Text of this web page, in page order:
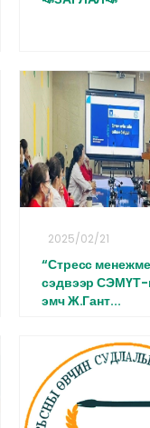
2025/02/21
“Стресс
сэдвээр СЭМҮТ-
эмч Ж.Гант...